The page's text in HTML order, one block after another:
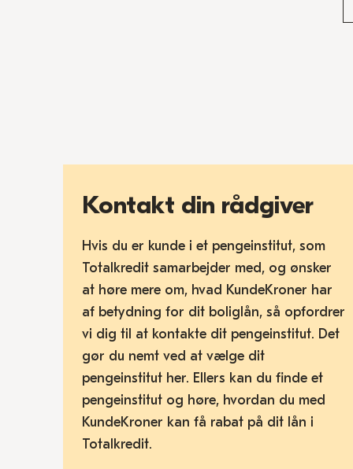
Kontakt din rådgiver
Hvis du er kunde i et pengeinstitut, som
Totalkredit samarbejder med, og ønsker
at høre mere om, hvad KundeKroner har
af betydning for dit boliglån, så opfordrer
vi dig til at kontakte dit pengeinstitut. Det
gør du nemt ved at vælge dit
pengeinstitut her. Ellers kan du finde et
pengeinstitut og høre, hvordan du med
KundeKroner kan få rabat på dit lån i
Totalkredit.